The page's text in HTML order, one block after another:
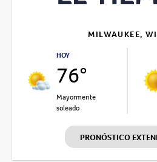
MILWAUKEE, WI
HOY
76°
Mayormente
soleado
PRONÓSTICO